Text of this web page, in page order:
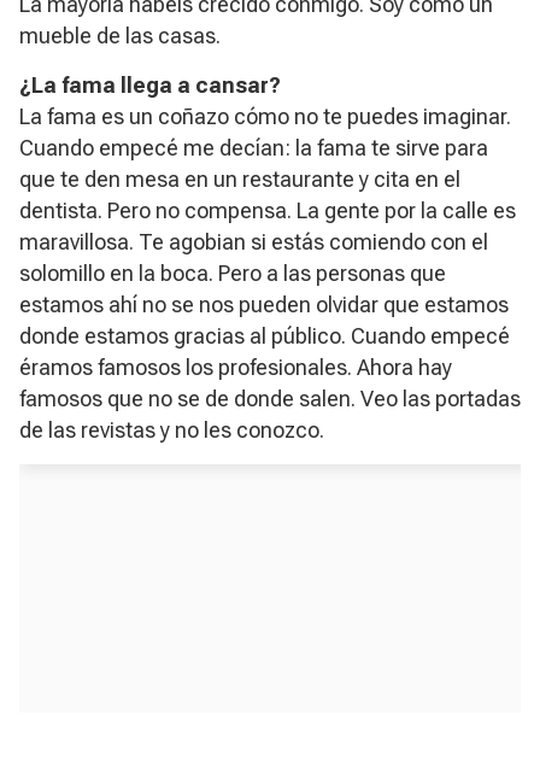
mueble de las casas.
​¿La fama llega a cansar?
La fama es un coñazo cómo no te puedes imaginar.
Cuando empecé me decían: la fama te sirve para
que te den mesa en un restaurante y cita en el
dentista. Pero no compensa. La gente por la calle es
maravillosa. Te agobian si estás comiendo con el
solomillo en la boca. Pero a las personas que
estamos ahí no se nos pueden olvidar que estamos
donde estamos gracias al público. Cuando empecé
éramos famosos los profesionales. Ahora hay
famosos que no se de donde salen. Veo las portadas
de las revistas y no les conozco.